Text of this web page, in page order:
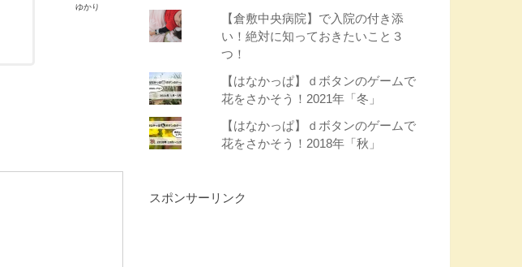
ゆかり
【倉敷中央病院】で入院の付き添
い！絶対に知っておきたいこと３
つ！
【はなかっぱ】ｄボタンのゲームで
花をさかそう！2021年「冬」
【はなかっぱ】ｄボタンのゲームで
花をさかそう！2018年「秋」
スポンサーリンク